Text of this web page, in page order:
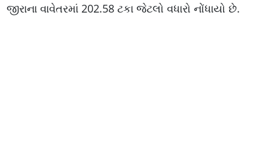
જીરાના વાવેતરમાં 202.58 ટકા જેટલો વધારો નોંધાયો છે.